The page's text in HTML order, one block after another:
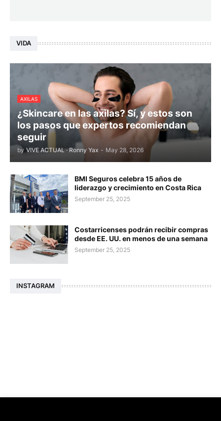
VIDA
AXILAS
¿Skincare en las axilas? Sí, y estos son
los pasos que expertos recomiendan
seguir
by VIVE ACTUAL · Ronny Yax - May 28, 2026
BMI Seguros celebra 15 años de
liderazgo y crecimiento en Costa Rica
September 25, 2025
Costarricenses podrán recibir compras
desde EE. UU. en menos de una semana
September 25, 2025
INSTAGRAM